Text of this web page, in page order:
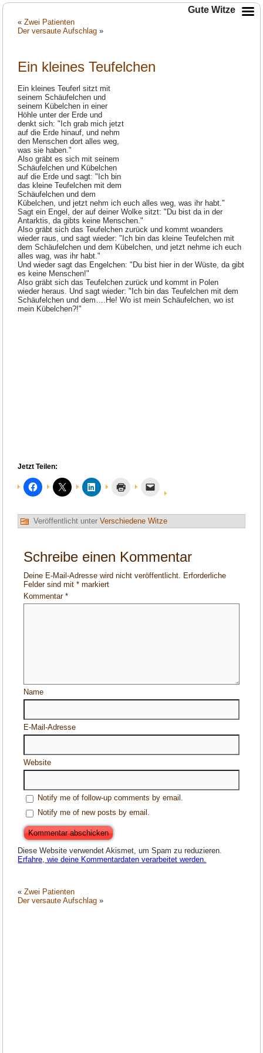
«Zwei Patienten
Der versaute Aufschlag »
Ein kleines Teufelchen
Ein kleines Teuferl sitzt mit
seinem Schäufelchen und
seinem Kübelchen in einer
Höhle unter der Erde und
denkt sich: "Ich grab mich jetzt
auf die Erde hinauf, und nehm
den Menschen dort alles weg,
was sie haben."
Also gräbt es sich mit seinem
Schäufelchen und Kübelchen
auf die Erde und sagt: "Ich bin
das kleine Teufelchen mit dem
Schäufelchen und dem
Kübelchen, und jetzt nehm ich euch alles weg, was ihr habt."
Sagt ein Engel, der auf deiner Wolke sitzt: "Du bist da in der
Antarktis, da gibts keine Menschen."
Also gräbt sich das Teufelchen zurück und kommt woanders
wieder raus, und sagt wieder: "Ich bin das kleine Teufelchen mit
dem Schäufelchen und dem Kübelchen, und jetzt nehme ich euch
alles wag, was ihr habt."
Und wieder sagt das Engelchen: "Du bist hier in der Wüste, da gibt
es keine Menschen!"
Also gräbt sich das Teufelchen zurück und kommt in Polen
wieder heraus. Und sagt wieder: "Ich bin das Teufelchen mit dem
Schäufelchen und dem….He! Wo ist mein Schäufelchen, wo ist
mein Kübelchen?!"
Jetzt Teilen:
Veröffentlicht unter Verschiedene Witze
Schreibe einen Kommentar
Deine E-Mail-Adresse wird nicht veröffentlicht. Erforderliche
Felder sind mit* markiert
Kommentar*
Name
E-Mail-Adresse
Website
Notify me of follow-up comments by email.
Notify me of new posts by email.
Diese Website verwendet Akismet, um Spam zu reduzieren.
Erfahre, wie deine Kommentardaten verarbeitet werden.
«Zwei Patienten
Der versaute Aufschlag »
Gute Witze